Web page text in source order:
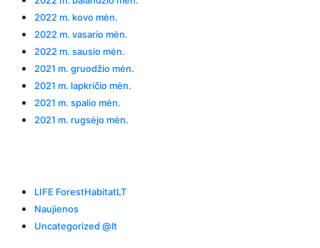
2022 m. kovo mėn.
2022 m. vasario mėn.
2022 m. sausio mėn.
2021 m. gruodžio mėn.
2021 m. lapkričio mėn.
2021 m. spalio mėn.
2021 m. rugsėjo mėn.
LIFE ForestHabitatLT
Naujienos
Uncategorized @lt